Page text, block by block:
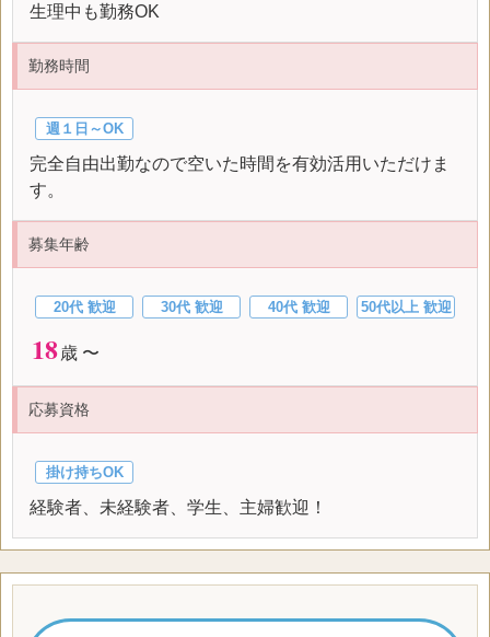
生理中も勤務OK
勤務時間
週１日～OK
完全自由出勤なので空いた時間を有効活用いただけま
す。
募集年齢
20代 歓迎 30代 歓迎 40代 歓迎 50代以上 歓迎
18歳 〜
応募資格
掛け持ちOK
経験者、未経験者、学生、主婦歓迎！